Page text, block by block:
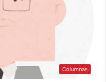
Columnas